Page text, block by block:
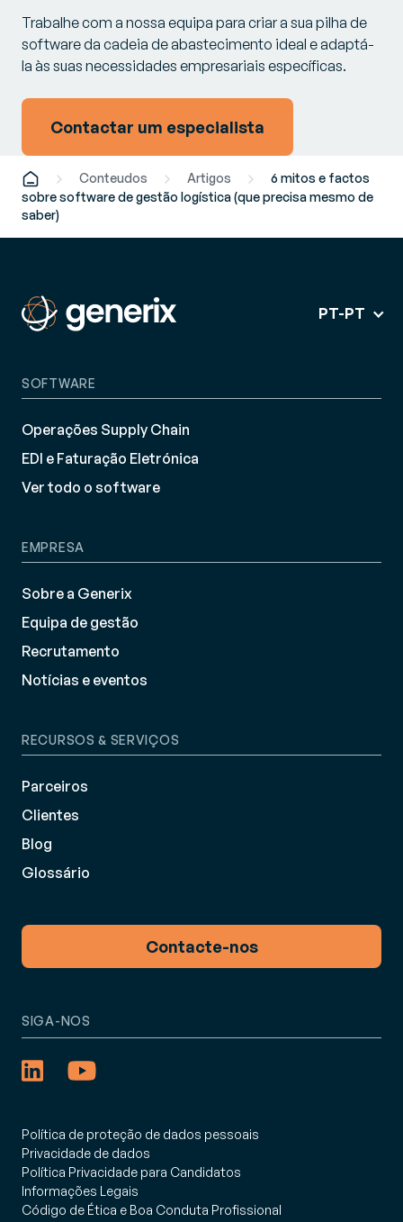
Trabalhe com a nossa equipa para criar a sua pilha de
software da cadeia de abastecimento ideal e adaptá-
la às suas necessidades empresariais específicas.
Contactar um especialista
Conteudos Artigos
6 mitos e factos
sobre software de gestão logística (que precisa mesmo de
saber)
PT-PT
SOFTWARE
Operações Supply Chain
EDI e Faturação Eletrónica
Ver todo o software
EMPRESA
Sobre a Generix
Equipa de gestão
Recrutamento
Notícias e eventos
RECURSOS & SERVIÇOS
Parceiros
Clientes
Blog
Glossário
Contacte-nos
Política de proteção de dados pessoais
Privacidade de dados
Política Privacidade para Candidatos
Informações Legais
Código de Ética e Boa Conduta Profissional
SIGA-NOS